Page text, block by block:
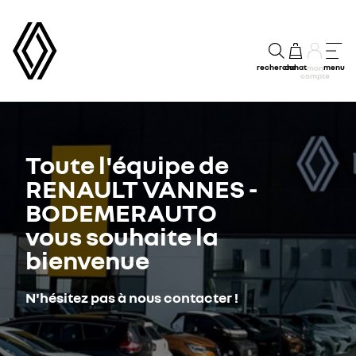
rechercheachatmon
compte
menu
Toute l'équipe de
RENAULT VANNES -
BODEMERAUTO
vous souhaite la
bienvenue
N'hésitez pas à nous contacter !